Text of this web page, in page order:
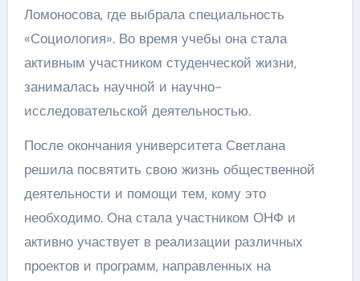
Ломоносова, где выбрала специальность
«Социология». Во время учебы она стала
активным участником студенческой жизни,
занималась научной и научно-
исследовательской деятельностью.
После окончания университета Светлана
решила посвятить свою жизнь общественной
деятельности и помощи тем, кому это
необходимо. Она стала участником ОНФ и
активно участвует в реализации различных
проектов и программ, направленных на